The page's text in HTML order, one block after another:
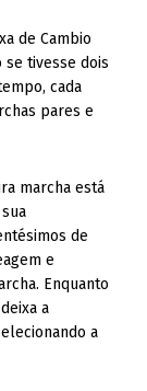
de Cambio
se tivesse dois
cada
pares e
marcha está
de
e
Enquanto
a
a